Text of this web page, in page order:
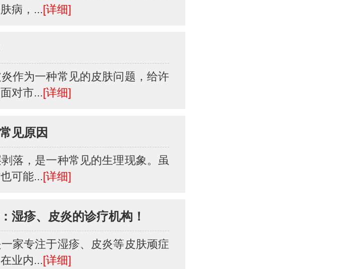
病，...[详细]
作为一种常见的皮肤问题，给许
对市... [详细]
见原因
落，是一种常见的生理现象。虽
可能...[详细]
湿疹、皮炎的诊疗机构！
家专注于湿疹、皮炎等皮肤顽症
业内...[详细]